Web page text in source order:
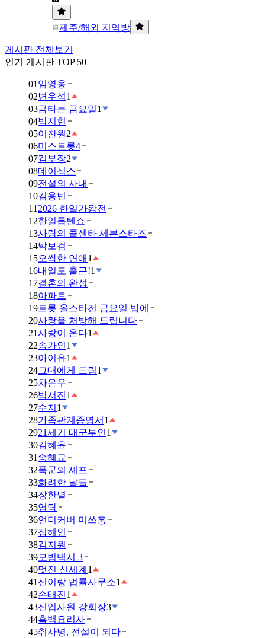
제주/해외 지역방
게시판 전체보기
인기 게시판 TOP 50
01 임영웅
02변우석1
03금타는 금요일1
04박지현
05이찬원 2
06미스트롯4
07김부장2
08데이식스
09전설의 사내
10김용빈
11 2026 한일가왕전
12한일톱텐쇼
13사랑의 콜센타 세븐스타즈
14박보검
15오싹한 연애 1
16내일도 출근!1
17결혼의 완성
18아파트
19트롯 올스타전 금요일 밤에
20사랑을 처방해 드립니다
21사랑이 온다1
22송가인1
23아이유1
24그대에게 드림1
25차은우
26박서진1
27수지 1
28가족관계증명서 1
2921세기 대군부인1
30김혜윤
31 송혜교
32폭군의 셰프
33화려한 날들
34장한별
35영탁
36언더커버 미쓰홍
37정해인
38김지원
39모범택시 3
40멋진 신세계 1
41 신이랑 법률사무소1
42손태진1
43신입사원 강회장3
44흑백요리사
45취사병, 전설이 되다